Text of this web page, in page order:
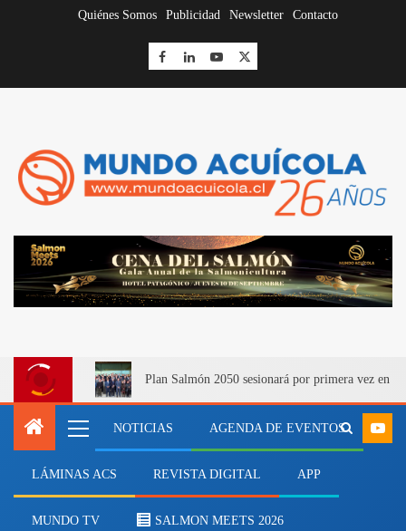
Quiénes Somos Publicidad Newsletter Contacto
Plan Salmón 2050 sesionará por primera vez en
NOTICIAS AGENDA DE EVENTOS
LÁMINAS ACS REVISTA DIGITAL APP
MUNDO TV SALMON MEETS 2026
Alto Mando Naval